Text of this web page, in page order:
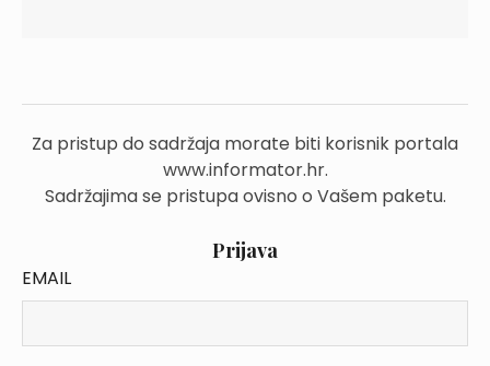
Za pristup do sadržaja morate biti korisnik portala
www.informator.hr.
Sadržajima se pristupa ovisno o Vašem paketu.
Prijava
EMAIL